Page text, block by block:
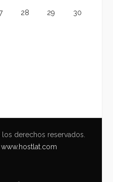
28 29 30
derechos reservados.
www.hostlat.com